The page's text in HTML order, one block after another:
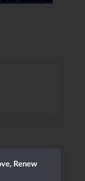
Renew